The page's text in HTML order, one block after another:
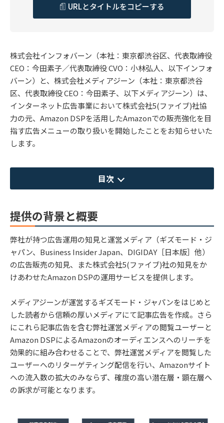
URLとタイトルをコピーする
株式会社インフォバーン（本社：東京都渋谷区、代表取締役
CEO：今田素子／代表取締役 CVO：小林弘人、以下インフォ
バーン）と、株式会社メディアジーン（本社：東京都渋谷
区、代表取締役 CEO：今田素子、以下メディアジーン）は、
インターネット広告事業において株式会社5(ファイブ)社協
力の元、Amazon DSPを活用したAmazonでの販売強化を目
指す広告メニューの取り扱いを開始したことをお知らせいた
します。
目次
提供の背景と概要
弊社が持つ広告運用の知見と運営メディア（ギズモード・ジ
ャパン、Business Insider Japan、DIGIDAY［日本版］他）
の広告販売の知見、また株式会社5(ファイブ)社の知見をか
けあわせたAmazon DSPの運用サービスを提供します。
メディアジーンが運営するギズモード・ジャパンをはじめと
した読者から信頼の厚いメディアにて記事広告を作成。さら
にこれら記事広告を含む弊社運営メディアの閲覧ユーザーと
Amazon DSPによるAmazonのオーディエンスへのリーチを
効果的に組み合わせることで、弊社運営メディアを閲覧した
ユーザーへのリターゲティング配信を行い、Amazonサイト
への流入数の拡大のみならず、確度の高い潜在層・顕在層へ
の訴求が可能となります。